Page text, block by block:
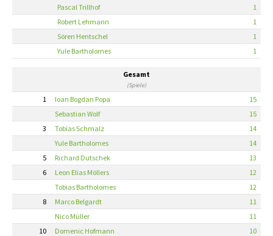
Pascal Trillhof
1
Robert Lehmann
1
Sören Hentschel
1
Yule Bartholomes
1
Gesamt
(Spiele)
1 Ioan Bogdan Popa
15
Sebastian Wolf
15
3
Tobias Schmalz
14
Yule Bartholomes
14
5
Richard Dutschek
13
6
Leon Elias Möllers
12
Tobias Bartholomes
12
8
Marco Belgardt
11
Nico Müller
11
10
Domenic Hofmann
10